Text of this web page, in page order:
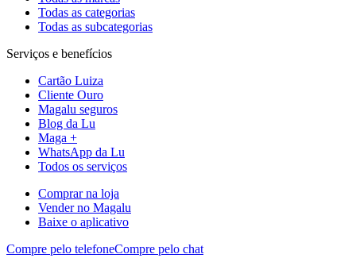
Todas as categorias
Todas as subcategorias
Serviços e benefícios
Cartão Luiza
Cliente Ouro
Magalu seguros
Blog da Lu
Maga +
WhatsApp da Lu
Todos os serviços
Comprar na loja
Vender no Magalu
Baixe o aplicativo
Compre pelo telefoneCompre pelo chat